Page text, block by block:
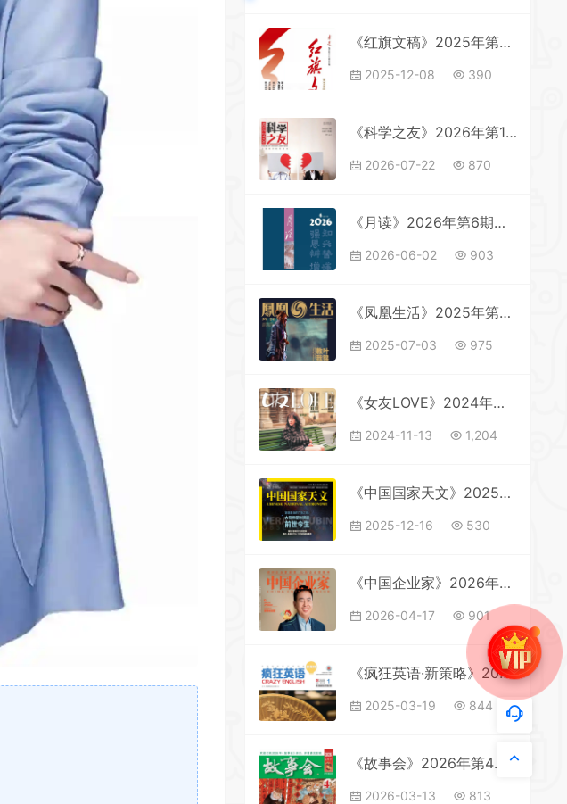
《红旗文稿》2025年第22期全彩精校PDF杂志下载
2025-12-08 390
《科学之友》2026年第13期全彩精校PDF杂志下载
2026-07-22 870
《月读》2026年第6期全彩精校PDF杂志下载
2026-06-02 903
《凤凰生活》2025年第7期全彩精校PDF杂志下载
2025-07-03 975
《女友LOVE》2024年第11期全彩精校PDF杂志下载
2024-11-13 1,204
《中国国家天文》2025年第10期全彩精校PDF杂志下载
2025-12-16 530
《中国企业家》2026年第4期全彩精校PDF杂志下载
2026-04-17 901
《疯狂英语·新策略》2025年第1期全彩精校PDF杂志下载
2025-03-19 844
《故事会》2026年第4期全彩精校PDF杂志下载
2026-03-13 813